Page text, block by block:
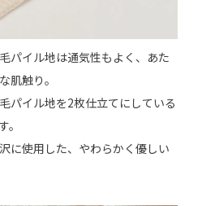
パイル地は通気性もよく、あた
肌触り。
パイル地を2枚仕立てにしている
に使用した、やわらかく優しい